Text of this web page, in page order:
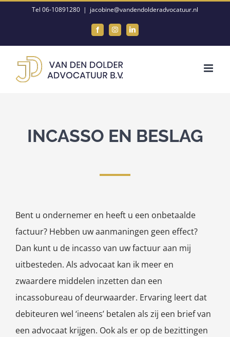
Tel 06-10891280 | jacobine@vandendolderadvocatuur.nl
FacebookInstagramLinkedIn
INCASSO EN BESLAG
Bent u ondernemer en heeft u een onbetaalde
factuur? Hebben uw aanmaningen geen effect?
Dan kunt u de incasso van uw factuur aan mij
uitbesteden. Als advocaat kan ik meer en
zwaardere middelen inzetten dan een
incassobureau of deurwaarder. Ervaring leert dat
debiteuren wel ‘ineens’ betalen als zij een brief van
een advocaat krijgen. Ook als er op de bezittingen